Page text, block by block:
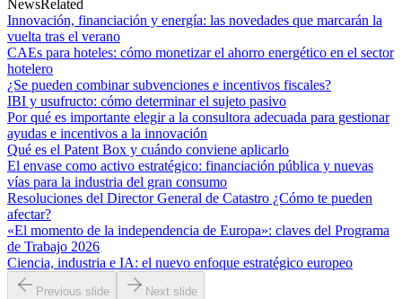
NewsRelated
Innovación, financiación y energía: las novedades que marcarán la
vuelta tras el verano
CAEs para hoteles: cómo monetizar el ahorro energético en el sector
hotelero
¿Se pueden combinar subvenciones e incentivos fiscales?
IBI y usufructo: cómo determinar el sujeto pasivo
Por qué es importante elegir a la consultora adecuada para gestionar
ayudas e incentivos a la innovación
Qué es el Patent Box y cuándo conviene aplicarlo
El envase como activo estratégico: financiación pública y nuevas
vías para la industria del gran consumo
Resoluciones del Director General de Catastro ¿Cómo te pueden
afectar?
«El momento de la independencia de Europa»: claves del Programa
de Trabajo 2026
Ciencia, industria e IA: el nuevo enfoque estratégico europeo
Previous slide Next slide